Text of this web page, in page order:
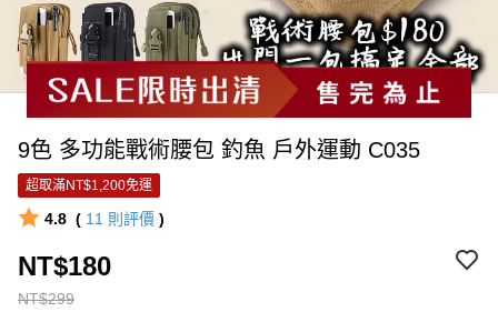
9色 多功能戰術腰包 釣魚 戶外運動 C035
超取滿NT$1,200免運
4.8 ( 11 則評價 )
NT$299
NT$180